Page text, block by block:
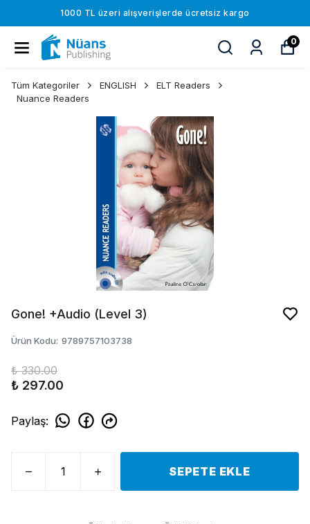
1000 TL üzeri alışverişlerde ücretsiz kargo
0
Tüm Kategoriler ENGLISH
ELT Readers
Nuance Readers
Gone! +Audio (Level 3)
Ürün Kodu: 9789757103738
₺ 330.00
₺ 297.00
Paylaş:
SEPETE EKLE